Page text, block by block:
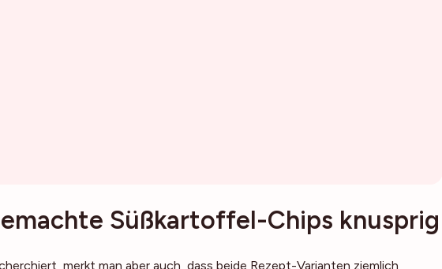
Süßkartoffel-Chips knusprig
merkt man aber auch, dass beide Rezept-Varianten ziemlich